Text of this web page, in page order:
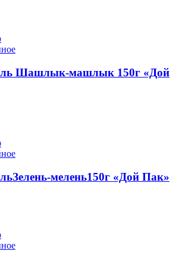
Шашлык-машлык 150г «Дой
мелень150г «Дой Пак»